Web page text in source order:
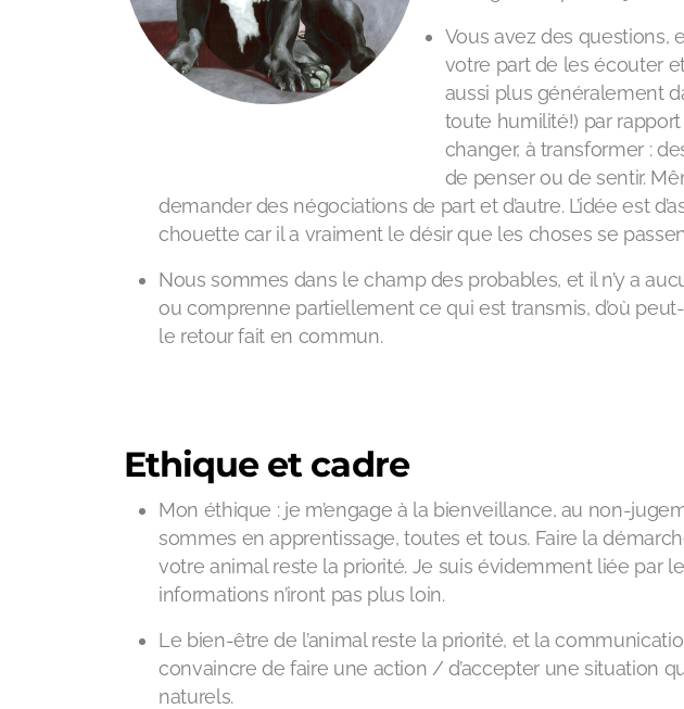
Vous avez des questions,
votre part de les écouter
aussi plus généralement
toute humilité!) par
changer, à transformer :
de penser ou de sentir.
demander des négociations de part et d’autre. L’idée est
chouette car il a vraiment le désir que les choses se
Nous sommes dans le champ des probables, et il n’y a
ou comprenne partiellement ce qui est transmis, d’où
le retour fait en commun.
Ethique et cadre
Mon éthique : je m’engage à la bienveillance, au non-
sommes en apprentissage, toutes et tous. Faire la
votre animal reste la priorité. Je suis évidemment liée par
informations n’iront pas plus loin.
Le bien-être de l’animal reste la priorité, et la
convaincre de faire une action / d’accepter une situation
naturels.